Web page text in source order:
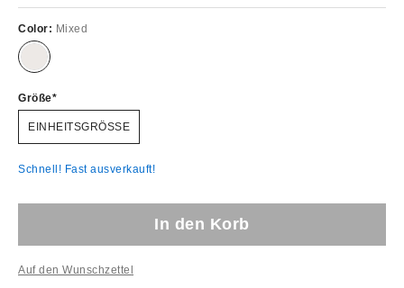
Color: Mixed
Größe
EINHEITSGRÖSSE
Schnell! Fast ausverkauft!
In den Korb
Auf den Wunschzettel